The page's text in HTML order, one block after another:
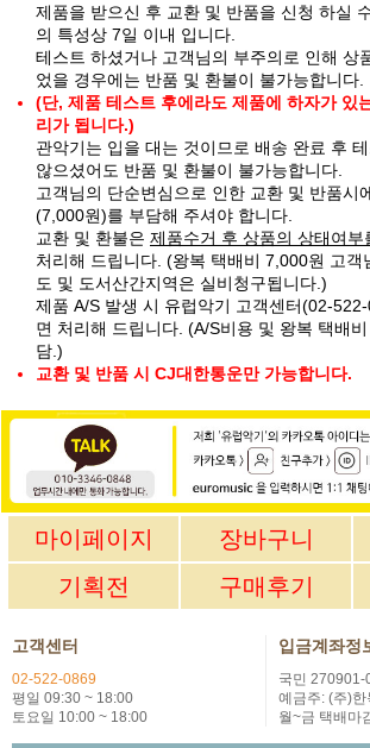
제품을 받으신 후 교환 및 반품을 신청 하실
의 특성상 7일 이내 입니다.
테스트 하셨거나 고객님의 부주의로 인해 상
었을 경우에는 반품 및 환불이 불가능합니다.
(단, 제품 테스트 후에라도 제품에 하자가 있
리가 됩니다.)
관악기는 입을 대는 것이므로 배송 완료 후
않으셨어도 반품 및 환불이 불가능합니다.
고객님의 단순변심으로 인한 교환 및 반품시
(7,000원)를 부담해 주셔야 합니다.
교환 및 환불은 제품수거 후 상품의 상태여부
처리해 드립니다. (왕복 택배비 7,000원 고객
도 및 도서산간지역은 실비청구됩니다.)
제품 A/S 발생 시 유럽악기 고객센터(02-
면 처리해 드립니다. (A/S비용 및 왕복 택배
담.)
교환 및 반품 시 CJ대한통운만 가능합니다.
마이페이지 장바구니
기획전
구매후기
고객센터
02-522-0869
평일 09:30 ~ 18:00
토요일 10:00 ~ 18:00
입금계좌정
국민
예금주: (주)한
월~금 택배마